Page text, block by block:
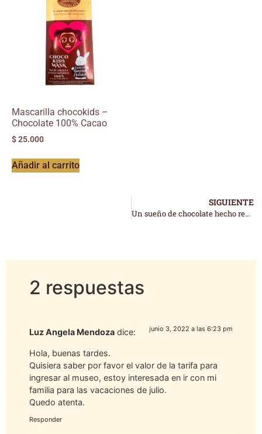
Mascarilla chocokids –
Chocolate 100% Cacao
$25.000
Añadir al carrito
SIGUIENTE
Un sueño de chocolate hecho realidad
2 respuestas
Luz Angela Mendoza dice: junio 3, 2022 a las 6:23 pm
Hola, buenas tardes.
Quisiera saber por favor el valor de la tarifa para
ingresar al museo, estoy interesada en ir con mi
familia para las vacaciones de julio.
Quedo atenta.
Responder